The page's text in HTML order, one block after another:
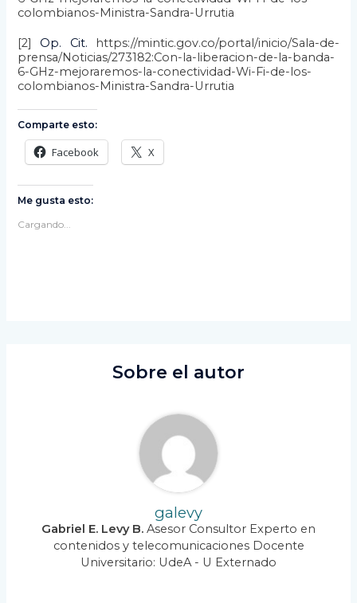
colombianos-Ministra-Sandra-Urrutia
[2] Op. Cit.
https://mintic.gov.co/portal/inicio/Sala-de-
prensa/Noticias/273182:Con-la-liberacion-de-la-banda-
6-GHz-mejoraremos-la-conectividad-Wi-Fi-de-los-
colombianos-Ministra-Sandra-Urrutia
Comparte esto:
Facebook X
Me gusta esto:
Cargando...
Sobre el autor
galevy
Gabriel E. Levy B. Asesor Consultor Experto en
contenidos y telecomunicaciones Docente
Universitario: UdeA - U Externado